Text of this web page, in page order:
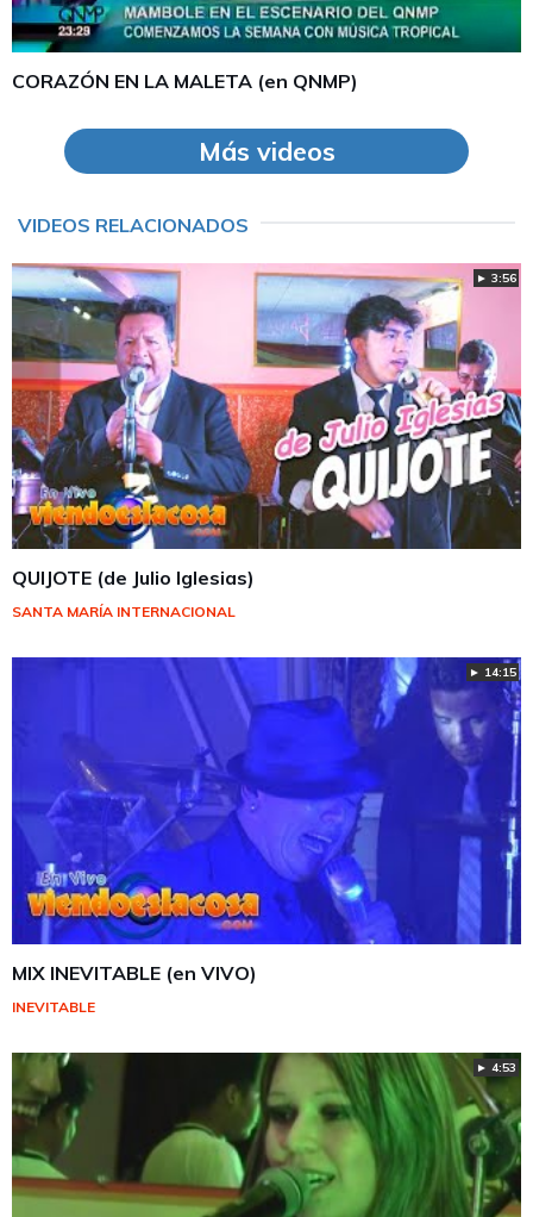
CORAZÓN EN LA MALETA (en QNMP)
Más videos
VIDEOS RELACIONADOS
► 3:56
QUIJOTE (de Julio Iglesias)
SANTA MARÍA INTERNACIONAL
► 14:15
MIX INEVITABLE (en VIVO)
INEVITABLE
► 4:53